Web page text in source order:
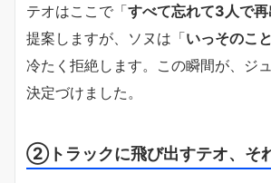
テオはここで「すべて忘れて3人で再
提案しますが、ソヌは「いっそのこ
冷たく拒絶します。この瞬間が、ジ
決定づけました。
②トラックに飛び出すテオ、そ